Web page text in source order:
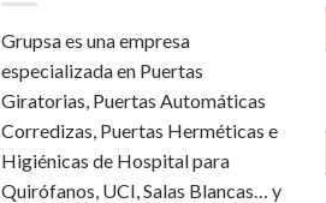
Grupsa es una empresa
especializada en Puertas
Giratorias, Puertas Automáticas
Corredizas, Puertas Herméticas e
Higiénicas de Hospital para
Quirófanos, UCI, Salas Blancas… y